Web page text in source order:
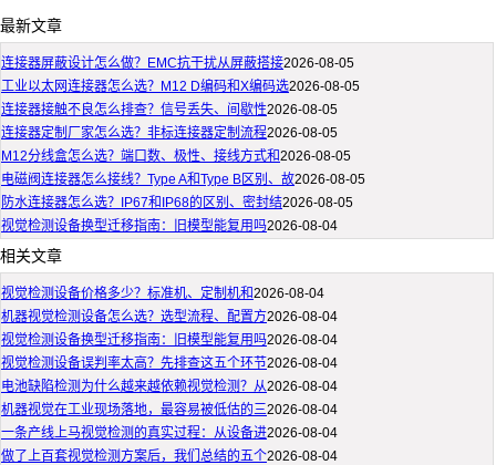
最新文章
连接器屏蔽设计怎么做？EMC抗干扰从屏蔽搭接2026-08-05
工业以太网连接器怎么选？M12 D编码和X编码选2026-08-05
连接器接触不良怎么排查？信号丢失、间歇性2026-08-05
连接器定制厂家怎么选？非标连接器定制流程2026-08-05
M12分线盒怎么选？端口数、极性、接线方式和2026-08-05
电磁阀连接器怎么接线？Type A和Type B区别、故2026-08-05
防水连接器怎么选？IP67和IP68的区别、密封结2026-08-05
视觉检测设备换型迁移指南：旧模型能复用吗2026-08-04
相关文章
视觉检测设备价格多少？标准机、定制机和2026-08-04
机器视觉检测设备怎么选？选型流程、配置方2026-08-04
视觉检测设备换型迁移指南：旧模型能复用吗2026-08-04
视觉检测设备误判率太高？先排查这五个环节2026-08-04
电池缺陷检测为什么越来越依赖视觉检测？从2026-08-04
机器视觉在工业现场落地，最容易被低估的三2026-08-04
一条产线上马视觉检测的真实过程：从设备进2026-08-04
做了上百套视觉检测方案后，我们总结的五个2026-08-04